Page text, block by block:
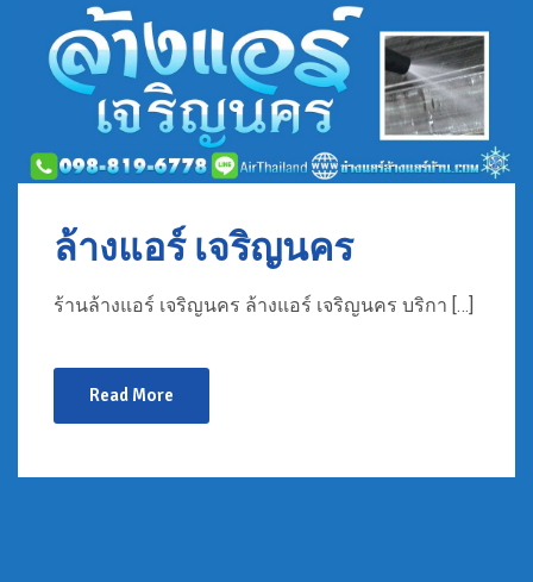
ล้างแอร์ เจริญนคร
ร้านล้างแอร์ เจริญนคร ล้างแอร์ เจริญนคร บริกา […]
Read More